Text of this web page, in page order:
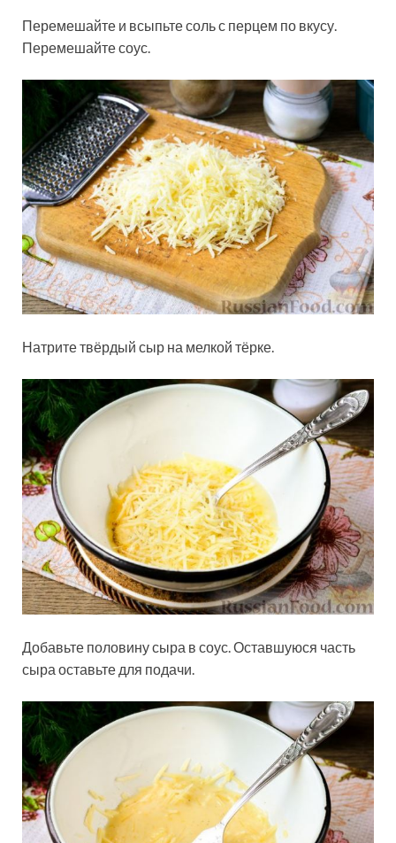
Перемешайте и всыпьте соль с перцем по вкусу.
Перемешайте соус.
Натрите твёрдый сыр на мелкой тёрке.
Добавьте половину сыра в соус. Оставшуюся часть
сыра оставьте для подачи.